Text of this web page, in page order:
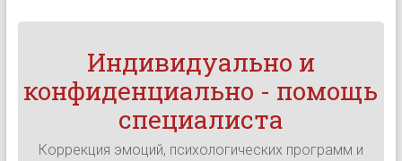
Индивидуально и
конфиденциально - помощь
специалиста
Коррекция эмоций, психологических программ и